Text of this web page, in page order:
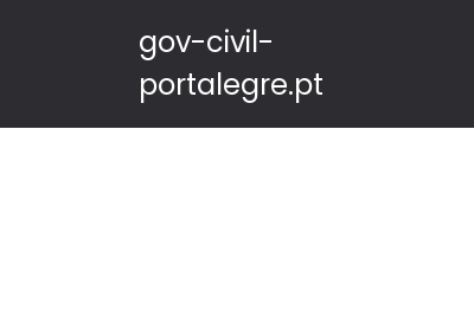
gov-civil-
portalegre.pt